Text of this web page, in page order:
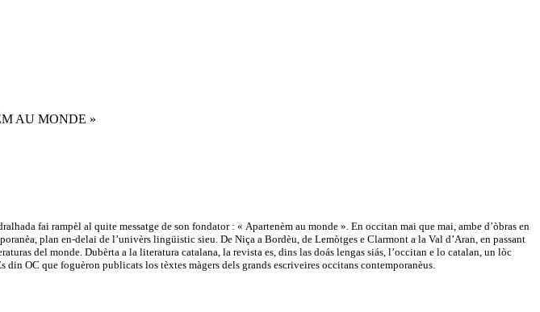
AU MONDE »
fai rampèl al quite messatge de son fondator : « Apartenèm au monde ». En occitan mai que mai, ambe d’òbras en
plan en-delai de l’univèrs lingüistic sieu. De Niça a Bordèu, de Lemòtges e Clarmont a la Val d’Aran, en passant
del monde. Dubèrta a la literatura catalana, la revista es, dins las doás lengas siás, l’occitan e lo catalan, un lòc
OC que foguèron publicats los tèxtes màgers dels grands escriveires occitans contemporanèus.